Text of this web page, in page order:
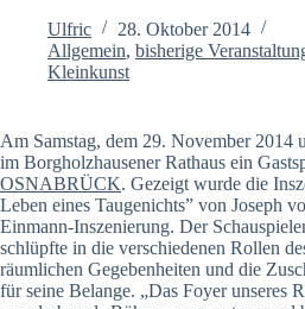
Ulfric
28. Oktober 2014
Allgemein, bisherige
Kleinkunst
Am Samstag, dem 29. November 2014
im Borgholzhausener Rathaus ein
OSNABRÜCK. Gezeigt wurde die
Leben eines Taugenichts” von Joseph
Einmann-Inszenierung. Der
schlüpfte in die verschiedenen Rollen
räumlichen Gegebenheiten und die
für seine Belange. „Das Foyer unseres